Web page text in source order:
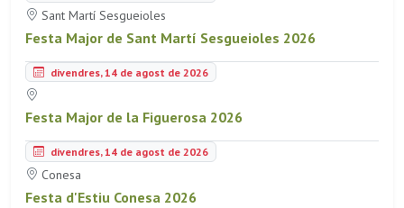
Sant Martí Sesgueioles
Festa Major de Sant Martí Sesgueioles 2026
divendres, 14 de agost de 2026
Festa Major de la Figuerosa 2026
divendres, 14 de agost de 2026
Conesa
Festa d'Estiu Conesa 2026